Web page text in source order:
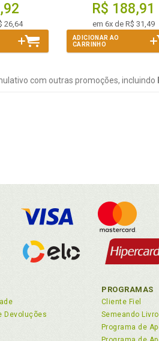
26,64
R$ 188,91
em 6x de R$ 31,49
ADICIONAR AO
CARRINHO
com outras promoções, incluindo
Devoluções
PROGRAMAS
Cliente Fiel
Semeando
Programa de